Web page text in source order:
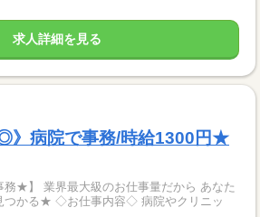
求人詳細を見る
◎》病院で事務/時給1300円★
務★】 業界最大級のお仕事量だから あなた
病院やクリニッ